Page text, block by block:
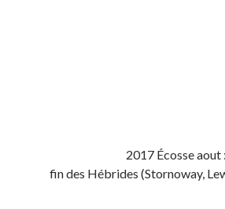
2017 Écosse aout :
fin des Hébrides (Stornoway,